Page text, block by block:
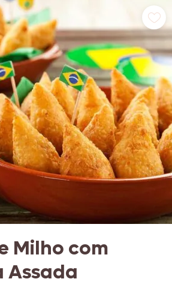
Milho com
Assada